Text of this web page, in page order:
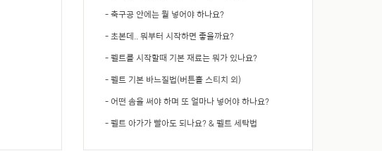
- 축구공 안에는 뭘 넣어야 하나요?
- 초본데.. 뭐부터 시작하면 좋을까요?
- 펠트를 시작할때 기본 재료는 뭐가 있나요?
- 펠트 기본 바느질법(버튼홀 스티치 외)
- 어떤 솜을 써야 하며 또 얼마나 넣어야 하나요?
- 펠트 아가가 빨아도 되나요? & 펠트 세탁법